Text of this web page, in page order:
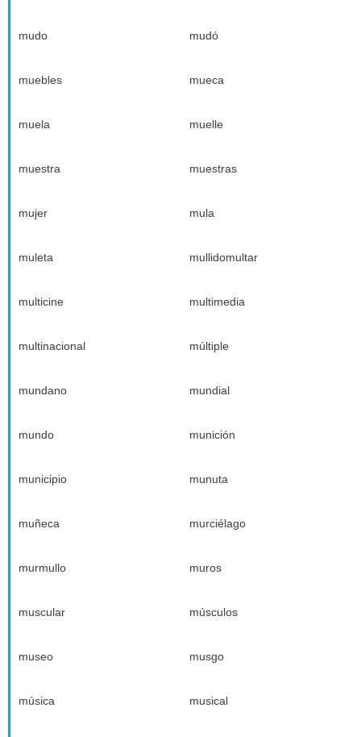
mudo mudó
muebles mueca
muela muelle
muestra muestras
mujer mula
muleta mullidomultar
multicine multimedia
multinacional múltiple
mundano mundial
mundo munición
municipio munuta
muñeca murciélago
murmullo muros
muscular músculos
museo musgo
música musical